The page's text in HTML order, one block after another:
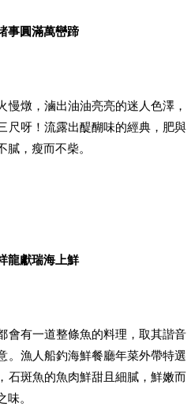
事圓滿萬巒蹄
燉，滷出油油亮亮的迷人色澤，
尺呀！流露出醍醐味的經典，肥與
，瘦而不柴。
龍獻瑞海上鮮
會有一道整條魚的料理，取其諧音
。漁人船釣海鮮餐廳年菜外帶特選
石斑魚的魚肉鮮甜且細膩，鮮嫩而
。